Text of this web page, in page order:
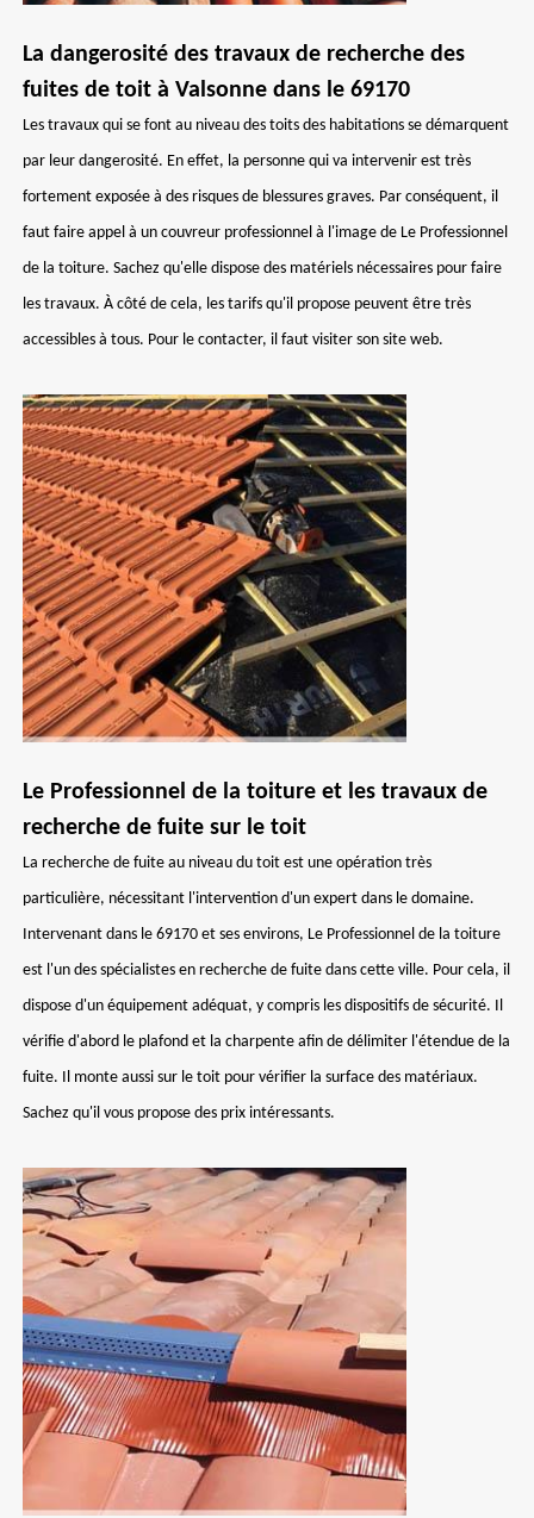
La dangerosité des travaux de recherche des
fuites de toit à Valsonne dans le 69170
Les travaux qui se font au niveau des toits des habitations se démarquent
par leur dangerosité. En effet, la personne qui va intervenir est très
fortement exposée à des risques de blessures graves. Par conséquent, il
faut faire appel à un couvreur professionnel à l'image de Le Professionnel
de la toiture. Sachez qu'elle dispose des matériels nécessaires pour faire
les travaux. À côté de cela, les tarifs qu'il propose peuvent être très
accessibles à tous. Pour le contacter, il faut visiter son site web.
Le Professionnel de la toiture et les travaux de
recherche de fuite sur le toit
La recherche de fuite au niveau du toit est une opération très
particulière, nécessitant l'intervention d'un expert dans le domaine.
Intervenant dans le 69170 et ses environs, Le Professionnel de la toiture
est l'un des spécialistes en recherche de fuite dans cette ville. Pour cela, il
dispose d'un équipement adéquat, y compris les dispositifs de sécurité. Il
vérifie d'abord le plafond et la charpente afin de délimiter l'étendue de la
fuite. Il monte aussi sur le toit pour vérifier la surface des matériaux.
Sachez qu'il vous propose des prix intéressants.